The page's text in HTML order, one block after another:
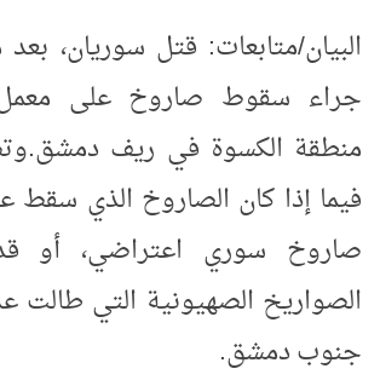
البيان/متابعات: قتل سوريان،
جراء سقوط صاروخ على
منطقة الكسوة في ريف دمشق.
فيما إذا كان الصاروخ الذي سقط
صاروخ سوري اعتراضي، أو
الصواريخ الصهيونية التي
جنوب دمشق.